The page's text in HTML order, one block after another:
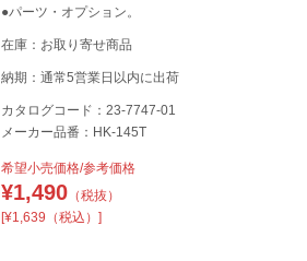
●パーツ・オプション。
在庫：お取り寄せ商品
納期：通常5営業日以内に出荷
カタログコード：23-7747-01
メーカー品番：HK-145T
希望小売価格/参考価格
¥1,490（税抜）
[¥1,639（税込）]